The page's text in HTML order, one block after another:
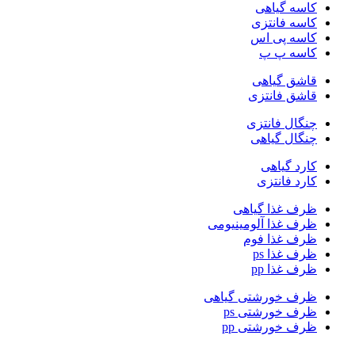
کاسه گیاهی
کاسه فانتزی
کاسه پی اس
کاسه پ پ
قاشق گیاهی
قاشق فانتزی
چنگال فانتزی
چنگال گیاهی
کارد گیاهی
کارد فانتزی
ظرف غذا گیاهی
ظرف غذا آلومینیومی
ظرف غذا فوم
ظرف غذا ps
ظرف غذا pp
ظرف خورشتی گیاهی
ظرف خورشتی ps
ظرف خورشتی pp